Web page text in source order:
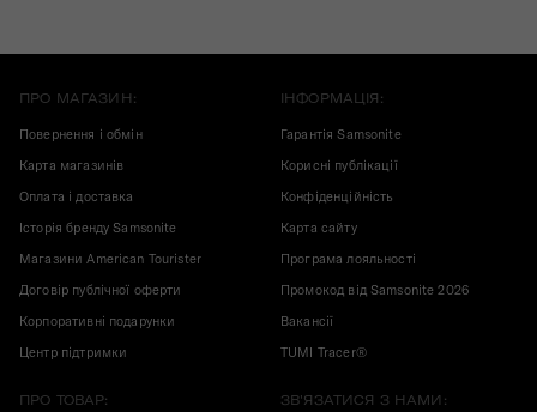
ПРО МАГАЗИН:
Повернення і обмін
Карта магазинів
Оплата і доставка
Історія бренду Samsonite
Магазини American Tourister
Договір публічної оферти
Корпоративні подарунки
Центр підтримки
ІНФОРМАЦІЯ:
Гарантія Samsonite
Корисні публікації
Конфіденційність
Карта сайту
Програма лояльності
Промокод від Samsonite 2026
Вакансії
TUMI Tracer®
ПРО ТОВАР: ЗВ'ЯЗАТИСЯ З НАМИ: